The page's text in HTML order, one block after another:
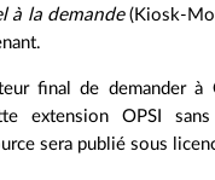
à la demande(Kiosk-
final de demander
extension OPSI
sera publié sous